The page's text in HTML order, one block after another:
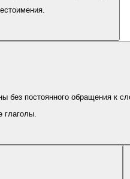
без постоянного обращения к
глаголы.